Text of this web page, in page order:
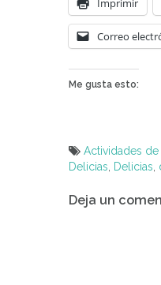
Imprimir
Correo
Me gusta esto:
Actividades
Delicias, Delicias,
de
Deja un